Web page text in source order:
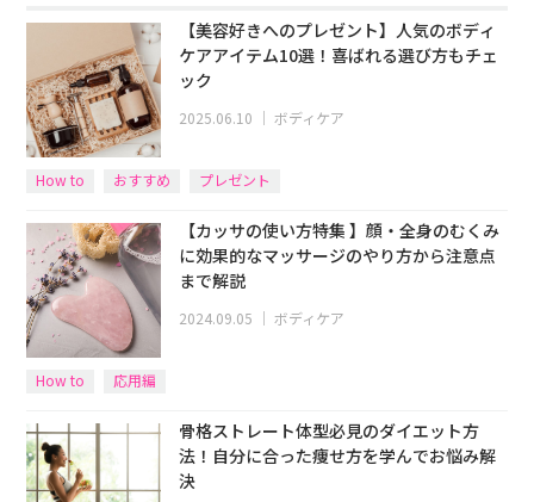
【美容好きへのプレゼント】人気のボディ
ケアアイテム10選！喜ばれる選び方もチェ
ック
2025.06.10 ｜ボディケア
How to おすすめ プレゼント
【カッサの使い方特集 】顔・全身のむくみ
に効果的なマッサージのやり方から注意点
まで解説
2024.09.05 ｜ボディケア
How to 応用編
骨格ストレート体型必見のダイエット方
法！自分に合った痩せ方を学んでお悩み解
決